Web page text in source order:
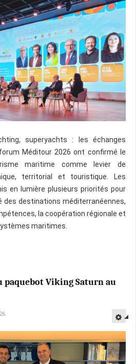
superyachts : les échanges
Méditour 2026 ont confirmé le
maritime comme levier de
territorial et touristique. Les
en lumière plusieurs priorités pour
destinations méditerranéennes,
la coopération régionale et
maritimes.
paquebot Viking Saturn au